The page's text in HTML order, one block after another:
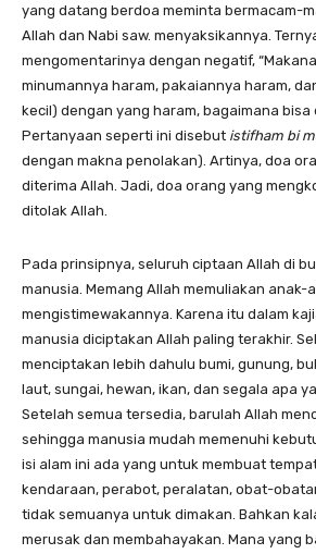
yang datang berdoa meminta bermacam-
Allah dan Nabi saw. menyaksikannya.
mengomentarinya dengan negatif,
minumannya haram, pakaiannya haram,
kecil) dengan yang haram, bagaimana bisa
Pertanyaan seperti ini disebut istifham bi
dengan makna penolakan). Artinya, doa
diterima Allah. Jadi, doa orang yang
ditolak Allah.
Pada prinsipnya, seluruh ciptaan Allah di
manusia. Memang Allah memuliakan anak-
mengistimewakannya. Karena itu dalam
manusia diciptakan Allah paling terakhir.
menciptakan lebih dahulu bumi, gunung,
laut, sungai, hewan, ikan, dan segala apa
Setelah semua tersedia, barulah Allah
sehingga manusia mudah memenuhi
isi alam ini ada yang untuk membuat
kendaraan, perabot, peralatan, obat-
tidak semuanya untuk dimakan. Bahkan
merusak dan membahayakan. Mana yang